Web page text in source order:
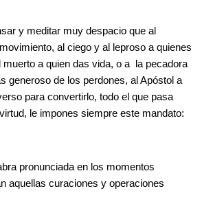
y meditar muy despacio que al
al ciego y al leproso a quienes
a quien das vida, o a la pecadora
generoso de los perdones, al Apóstol a
para convertirlo, todo el que pasa
le impones siempre este mandato:
pronunciada en los momentos
aquellas curaciones y operaciones